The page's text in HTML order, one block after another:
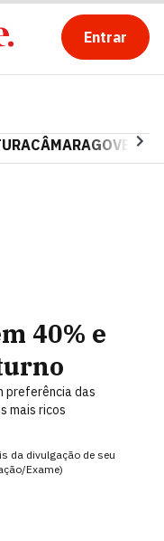
Entrar
CÂMARAGOVERNO
40% e
preferência das
mais ricos
da divulgação de seu
Exame)